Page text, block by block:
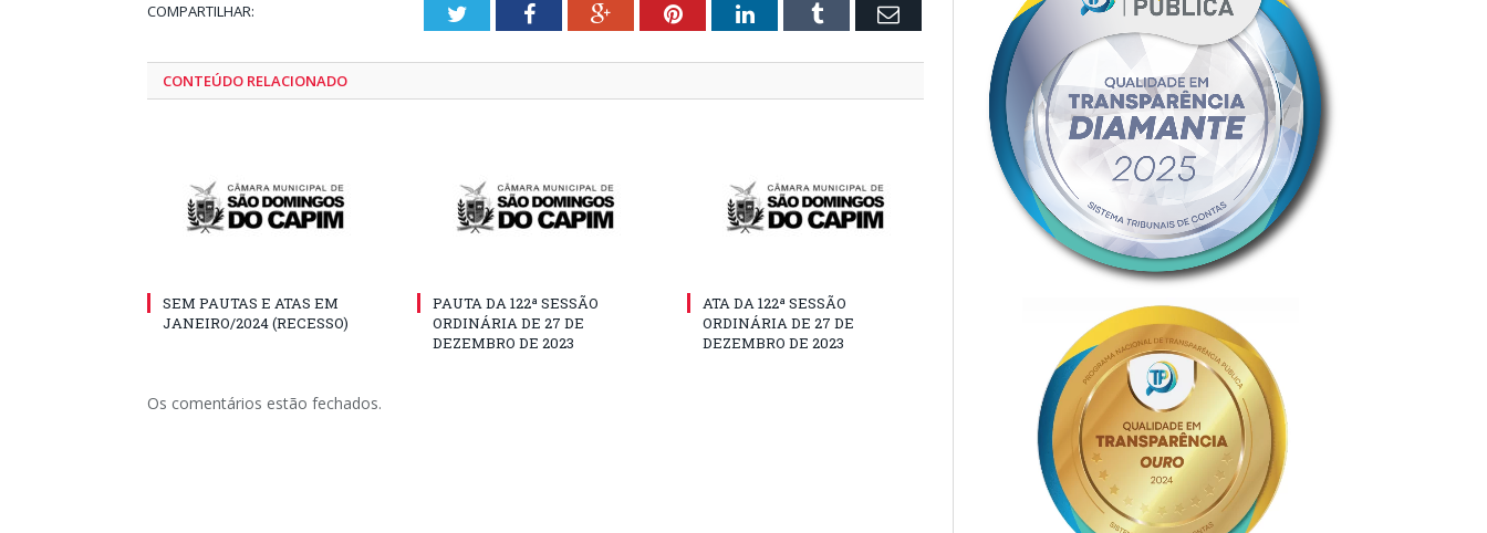
COMPARTILHAR: TwitterFacebookGoogle+PinterestLinkedInTumblr Email
CONTEÚDO RELACIONADO
SEM PAUTAS E ATAS EM
JANEIRO/2024 (RECESSO)
PAUTA DA 122ª SESSÃO
ORDINÁRIA DE 27 DE
DEZEMBRO DE 2023
ATA DA 122ª SESSÃO
ORDINÁRIA DE 27 DE
DEZEMBRO DE 2023
Os comentários estão fechados.